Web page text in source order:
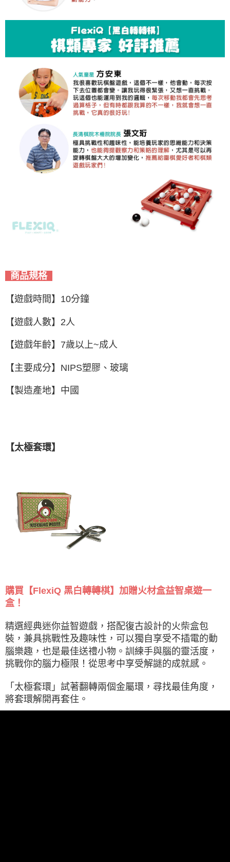
商品規格
【遊戲時間】10分鐘
【遊戲人數】2人
【遊戲年齡】7歲以上~成人
【主要成分】NIPS塑膠、玻璃
【製造產地】中國
【太極套環】
購買【FlexiQ 黑白轉轉棋】加贈火材盒益智桌遊一
盒！
精選經典迷你益智遊戲，搭配復古設計的火柴盒包
裝，兼具挑戰性及趣味性，可以獨自享受不插電的動
腦樂趣，也是最佳送禮小物。訓練手與腦的靈活度，
挑戰你的腦力極限！從思考中享受解謎的成就感。
「太極套環」試著翻轉兩個金屬環，尋找最佳角度，
將套環解開再套住。